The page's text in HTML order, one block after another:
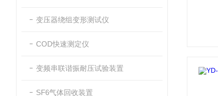
变压器绕组变形测试仪
COD快速测定仪
变频串联谐振耐压试验装置
SF6气体回收装置